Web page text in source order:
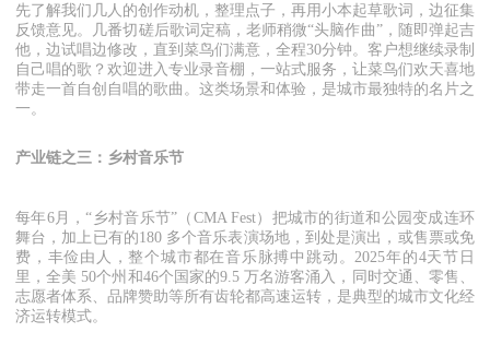
先了解我们几人的创作动机，整理点子，再用小本起草歌词，边征集
反馈意见。几番切磋后歌词定稿，老师稍微“头脑作曲”，随即弹起吉
他，边试唱边修改，直到菜鸟们满意，全程30分钟。客户想继续录制
自己唱的歌？欢迎进入专业录音棚，一站式服务，让菜鸟们欢天喜地
带走一首自创自唱的歌曲。这类场景和体验，是城市最独特的名片之
一。
产业链之三：乡村音乐节
每年6月，“乡村音乐节”（CMA Fest）把城市的街道和公园变成连环
舞台，加上已有的180 多个音乐表演场地，到处是演出，或售票或免
费，丰俭由人，整个城市都在音乐脉搏中跳动。2025年的4天节日
里，全美 50个州和46个国家的9.5 万名游客涌入，同时交通、零售、
志愿者体系、品牌赞助等所有齿轮都高速运转，是典型的城市文化经
济运转模式。